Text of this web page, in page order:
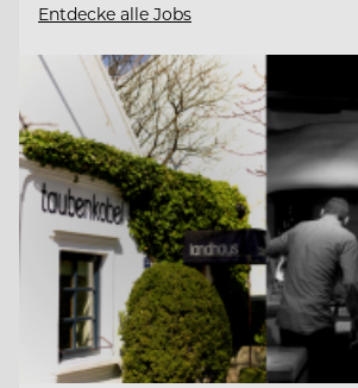
Entdecke alle Jobs